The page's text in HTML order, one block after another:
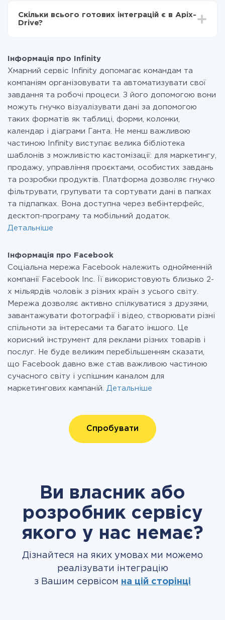
Ви оплачуєте лише кількість даних, які за фактом
передаються з однієї вашої системи в іншу через
при необхідності. Детальніше про
Скільки всього готових інтеграцій є в Apix-
Drive?
Інформація про Infinity
Хмарний сервіс Infinity допомагає командам та
компаніям організовувати та автоматизувати свої
завдання та робочі процеси. З його допомогою вони
можуть гнучко візуалізувати дані за допомогою
таких форматів як таблиці, форми, колонки,
календар і діаграми Ганта. Не менш важливою
частиною Infinity виступає велика бібліотека
шаблонів з можливістю кастомізації: для маркетингу,
продажу, управління проєктами, особистих завдань
та розробки продуктів. Платформа дозволяє гнучко
фільтрувати, групувати та сортувати дані в папках
та підпапках. Вона доступна через вебінтерфейс,
десктоп-програму та мобільний додаток.
Детальніше
Інформація про Facebook
Соціальна мережа Facebook належить однойменній
компанії Facebook Inc. Її використовують близько 2-
х мільярдів чоловік з різних країн з усього світу.
Мережа дозволяє активно спілкуватися з друзями,
завантажувати фотографії і відео, створювати різні
спільноти за інтересами та багато іншого. Це
корисний інструмент для реклами різних товарів і
послуг. Не буде великим перебільшенням сказати,
що Facebook давно вже став важливою частиною
сучасного світу і успішним каналом для
маркетингових кампаній. Детальніше
Спробувати
Ви власник або
розробник сервісу
якого у нас немає?
Дізнайтеся на яких умовах ми можемо
реалізувати інтеграцію
з Вашим сервісом на цій сторінці